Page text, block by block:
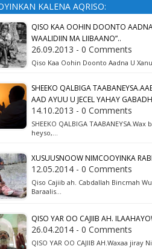
KALENA AQRISO:
QISO KAA OOHIN DOONTO
WAALIDIIN MA LIIBAANO”..
26.09.2013 - 0 Comments
Qiso Kaa Oohin Doonto Aadna U
SHEEKO QALBIGA
AAD AYUU U JECEL YAHAY
14.10.2013 - 0 Comments
SHEEKO QALBIGA
heyso,…
XUSUUSNOOW NIMCOOYINKA
12.05.2014 - 0 Comments
Qiso Cajiib ah. Cabdallah Bincmah
Baraalis…
QISO YAR OO CAJIIB AH.
26.04.2014 - 0 Comments
QISO YAR OO CAJIIB AH.Waxaa